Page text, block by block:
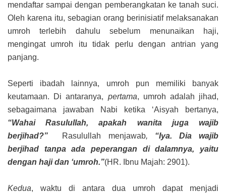
mendaftar sampai dengan pemberangkatan ke tanah suci.
Oleh karena itu, sebagian orang berinisiatif melaksanakan
umroh terlebih dahulu sebelum menunaikan haji,
mengingat umroh itu tidak perlu dengan antrian yang
panjang.
Seperti ibadah lainnya, umroh pun memiliki banyak
keutamaan. Di antaranya, pertama, umroh adalah jihad,
sebagaimana jawaban Nabi ketika ‘Aisyah bertanya,
“Wahai Rasulullah, apakah wanita juga wajib
berjihad?”
Rasulullah menjawab, “Iya. Dia wajib
berjihad tanpa ada peperangan di dalamnya, yaitu
dengan haji dan ‘umroh.”(HR. Ibnu Majah: 2901).
Kedua, waktu di antara dua umroh dapat menjadi